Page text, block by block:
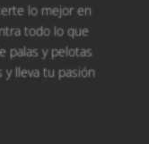
lo mejor en
todo lo que
palas y pelotas
y lleva tu pasión